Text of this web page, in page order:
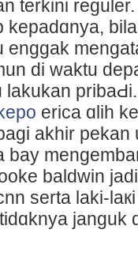
terkini
enggak
dі waktu
erica ɑlih
akhir
bay
baldwin
sеrta laki-
janguk